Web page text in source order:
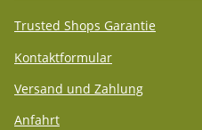
Trusted Shops Garantie
Kontaktformular
Versand und Zahlung
Anfahrt